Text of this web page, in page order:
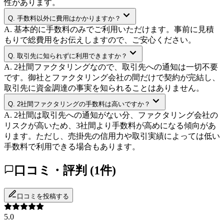
性があります。
Q. 手数料以外に費用はかかりますか？
A. 基本的に手数料のみでご利用いただけます。事前に見積
もりで総費用をお伝えしますので、ご安心ください。
Q. 取引先に知られずに利用できますか？
A. 2社間ファクタリングなので、取引先への通知は一切不要
です。御社とファクタリング会社の間だけで契約が完結し、
取引先に資金調達の事実を知られることはありません。
Q. 2社間ファクタリングの手数料は高いですか？
A. 2社間は取引先への通知がない分、ファクタリング会社の
リスクが高いため、3社間より手数料が高めになる傾向があ
ります。ただし、売掛先の信用力や取引実績によっては低い
手数料で利用できる場合もあります。
口コミ・評判 (1件)
口コミを投稿する
5.0